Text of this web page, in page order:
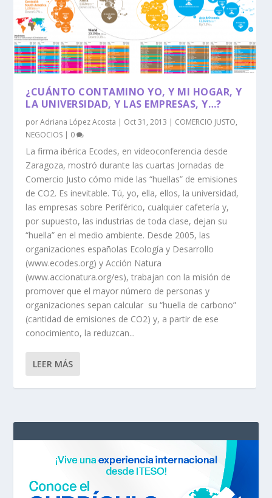
¿CUÁNTO CONTAMINO YO, Y MI HOGAR, Y
LA UNIVERSIDAD, Y LAS EMPRESAS, Y…?
porAdriana López Acosta | Oct 31, 2013 | COMERCIO JUSTO,
NEGOCIOS | 0
La firma ibérica Ecodes, en videoconferencia desde
Zaragoza, mostró durante las cuartas Jornadas de
Comercio Justo cómo mide las “huellas” de emisiones
de CO2. Es inevitable. Tú, yo, ella, ellos, la universidad,
las empresas sobre Periférico, cualquier cafetería y,
por supuesto, las industrias de toda clase, dejan su
“huella” en el medio ambiente. Desde 2005, las
organizaciones españolas Ecología y Desarrollo
(www.ecodes.org) y Acción Natura
(www.accionatura.org/es), trabajan con la misión de
promover que el mayor número de personas y
organizaciones sepan calcular su “huella de carbono”
(cantidad de emisiones de CO2) y, a partir de ese
conocimiento, la reduzcan...
LEER MÁS